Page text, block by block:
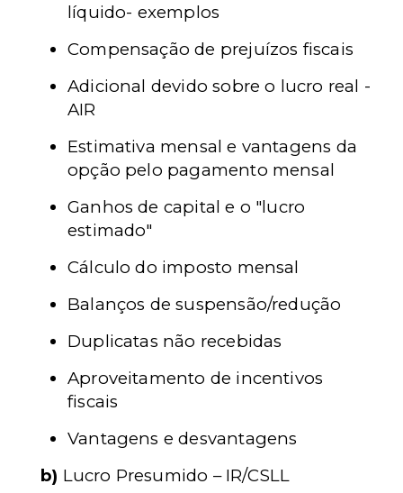
líquido- exemplos
Compensação de prejuízos fiscais
Adicional devido sobre o lucro real -
AIR
Estimativa mensal e vantagens da
opção pelo pagamento mensal
Ganhos de capital e o "lucro
estimado"
Cálculo do imposto mensal
Balanços de suspensão/redução
Duplicatas não recebidas
Aproveitamento de incentivos
fiscais
Vantagens e desvantagens
b) Lucro Presumido – IR/CSLL